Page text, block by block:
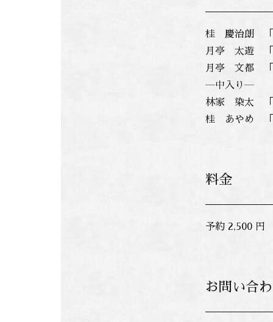
桂 慶治朗 「
月亭 太遊 「
月亭 文都 「
―中入り―
林家 染太 「
桂 あやめ 「
料金
予約 2,500 円
お問い合